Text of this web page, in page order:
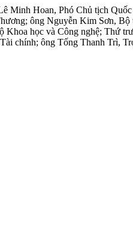
Minh Hoan, Phó Chủ tịch
ông Nguyễn Kim Sơn,
học và Công nghệ; Thứ
chính; ông Tống Thanh Trì,